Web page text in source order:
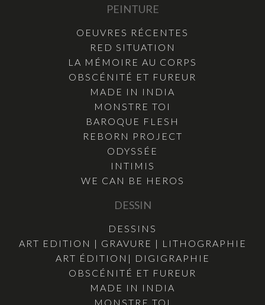
PEINTURE
OEUVRES RÉCENTES
RED SITUATION
LA MÉMOIRE AU CORPS
OBSCÉNITÉ ET FUREUR
MADE IN INDIA
MONSTRE TOI
BAROQUE FLESH
REBORN PROJECT
ODYSSÉE
INTIMIS
WE CAN BE HEROS
DESSIN
DESSINS
ART EDITION | GRAVURE | LITHOGRAPHIE
ART ÉDITION| DIGIGRAPHIE
OBSCÉNITÉ ET FUREUR
MADE IN INDIA
MONSTRE TOI